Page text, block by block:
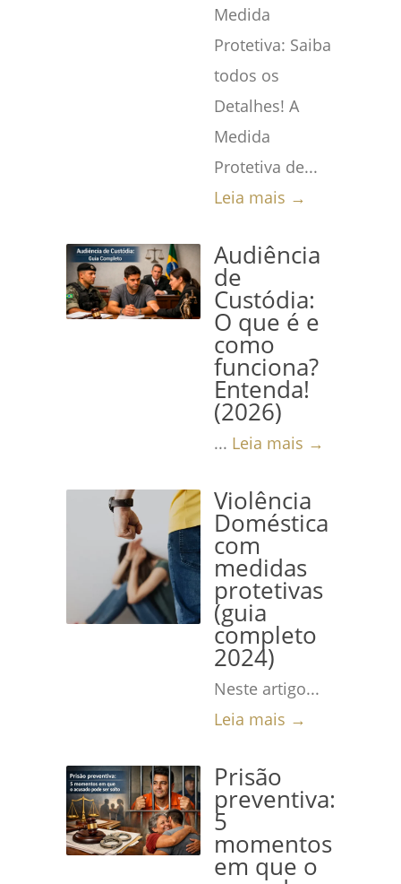
Medida
Protetiva: Saiba
todos os
Detalhes! A
Medida
Protetiva de...
Leia mais →
Audiência
de
Custódia:
O que é e
como
funciona?
Entenda!
(2026)
... Leia mais →
Violência
Doméstica
com
medidas
protetivas
(guia
completo
2024)
Neste artigo...
Leia mais →
Prisão
preventiva:
5
momentos
em que o